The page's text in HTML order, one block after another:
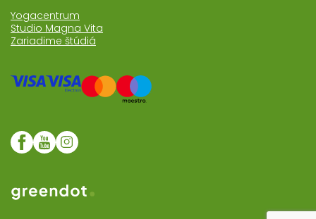
Yogacentrum
Studio Magna Vita
Zariadime štúdiá
Web realizoval Greendot